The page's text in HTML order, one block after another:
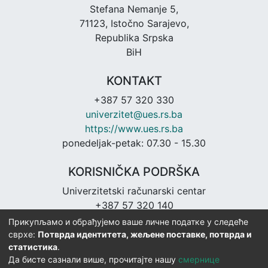
Stefana Nemanje 5,
71123, Istočno Sarajevo,
Republika Srpska
BiH
KONTAKT
+387 57 320 330
univerzitet@ues.rs.ba
https://www.ues.rs.ba
ponedeljak-petak: 07.30 - 15.30
KORISNIČKA PODRŠKA
Univerzitetski računarski centar
+387 57 320 140
urc@ues.rs.ba
https://urc.ues.rs.ba
Прикупљамо и обрађујемо ваше личне податке у следеће
сврхе: Потврда идентитета, жељене поставке, потврда и
статистика.
Да бисте сазнали више, прочитајте нашу смернице